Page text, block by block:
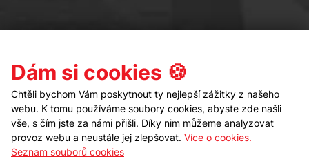
Kontakt Sledujte nás
Dám si cookies 🍪
Chtěli bychom Vám poskytnout ty nejlepší zážitky z našeho
webu. K tomu používáme soubory cookies, abyste zde našli
vše, s čím jste za námi přišli. Díky nim můžeme analyzovat
provoz webu a neustále jej zlepšovat. Více o cookies.
Seznam souborů cookies